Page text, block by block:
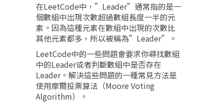
在LeetCode中，”Leader”通常指的是一
個數組中出現次數超過數組長度一半的元
素。因為這種元素在數組中出現的次數比
其他元素都多，所以被稱為”Leader”。
LeetCode中的一些問題會要求你尋找數組
中的Leader或者判斷數組中是否存在
Leader。解決這些問題的一種常見方法是
使用摩爾投票算法（Moore Voting
Algorithm）。